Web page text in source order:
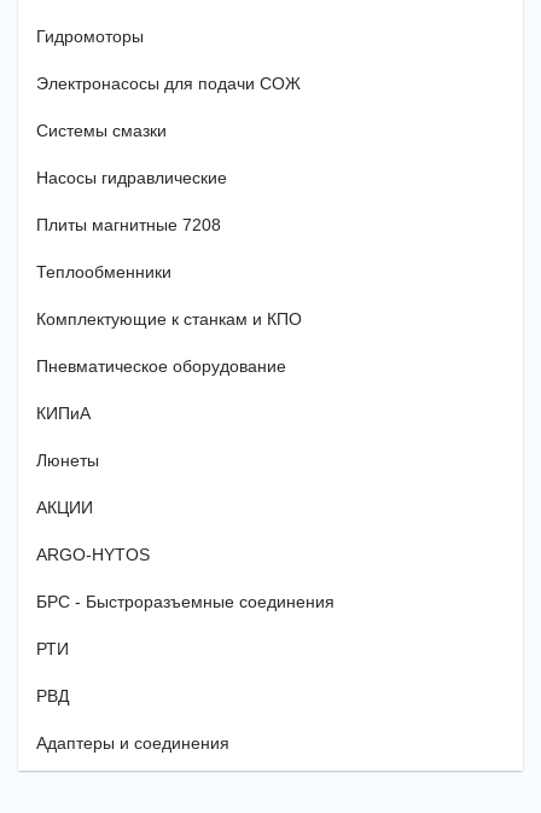
Гидромоторы
Электронасосы для подачи СОЖ
Системы смазки
Насосы гидравлические
Плиты магнитные 7208
Теплообменники
Комплектующие к станкам и КПО
Пневматическое оборудование
КИПиА
Люнеты
АКЦИИ
ARGO-HYTOS
БРС - Быстроразъемные соединения
РТИ
РВД
Адаптеры и соединения